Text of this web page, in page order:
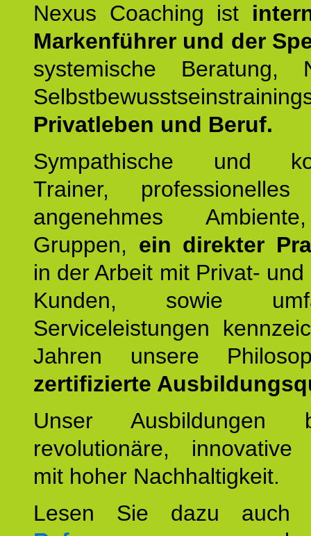
Nexus Coaching ist
Markenführer und der
systemische Beratung,
Privatleben und Beruf.
Sympathische und
Trainer, professionelles
angenehmes
Gruppen, ein direkter
in der Arbeit mit Privat-
Kunden, sowie
Serviceleistungen
Jahren unsere
zertifizierte
Unser Ausbildungen
revolutionäre, innovative
mit hoher Nachhaltigkeit.
Lesen Sie dazu